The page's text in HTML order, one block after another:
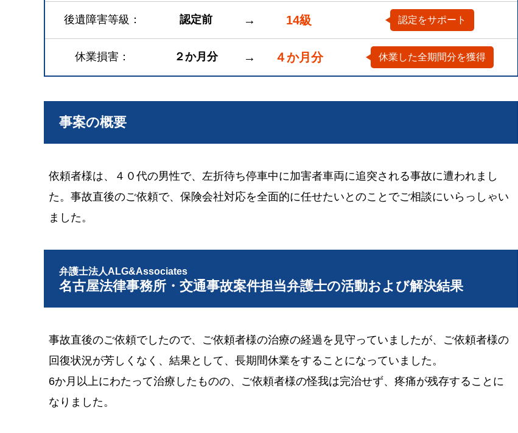
後遺障害等級 認定前 → 14級 認定をサポート
休業損害 ２か月分 → ４か月分 休業した全期間分を獲得
事案の概要
依頼者様は、４０代の男性で、左折待ち停車中に加害者車両に追突される事故に遭われまし
た。事故直後のご依頼で、保険会社対応を全面的に任せたいとのことでご相談にいらっしゃい
ました。
弁護士法人ALG&Associates
名古屋法律事務所・交通事故案件担当弁護士の活動および解決結果
事故直後のご依頼でしたので、ご依頼者様の治療の経過を見守っていましたが、ご依頼者様の
回復状況が芳しくなく、結果として、長期間休業をすることになっていました。
6か月以上にわたって治療したものの、ご依頼者様の怪我は完治せず、疼痛が残存することに
なりました。